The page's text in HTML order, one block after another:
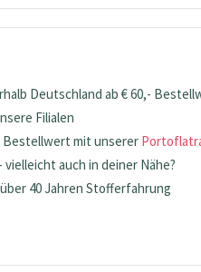
Deutschland ab € 60,-
Filialen
Bestellwert mit unserer
- vielleicht auch in deiner Nähe?
40 Jahren Stofferfahrung